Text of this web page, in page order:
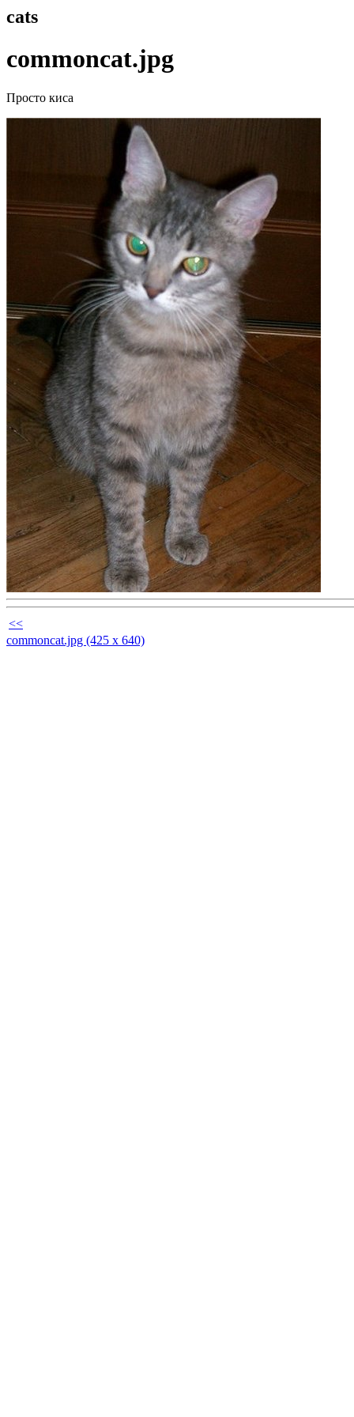
cats
commoncat.jpg
Просто киса
<<
commoncat.jpg (425 x 640)